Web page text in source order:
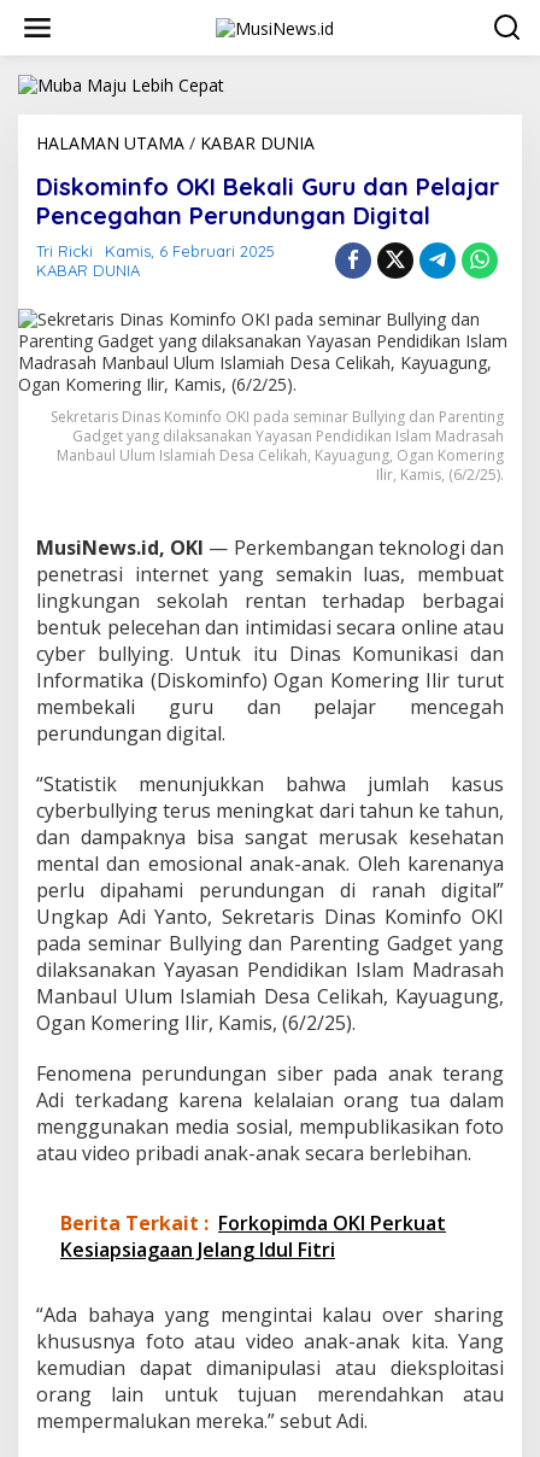
w
HALAMAN UTAMA / KABAR DUNIA
s
k
o
f
o
O
B
e
G
u
u
a
n
P
j
a
r
P
e
n
e
g
a
h
a
P
e
r
n
n
g
D
i
g
i
t
a
Diskominfo OKI Bekali Guru dan Pelajar
Pencegahan Perundungan Digital
Tri Ricki
Kamis, 6 Februari 2025
KABAR DUNIA
Sekretaris Dinas Kominfo OKI pada seminar Bullying dan Parenting
Gadget yang dilaksanakan Yayasan Pendidikan Islam Madrasah
Manbaul Ulum Islamiah Desa Celikah, Kayuagung, Ogan Komering
Ilir, Kamis, (6/2/25).
MusiNews.id, OKI — Perkembangan teknologi dan
penetrasi internet yang semakin luas, membuat
lingkungan sekolah rentan terhadap berbagai
bentuk pelecehan dan intimidasi secara online atau
cyber bullying. Untuk itu Dinas Komunikasi dan
Informatika (Diskominfo) Ogan Komering Ilir turut
membekali guru dan pelajar mencegah
perundungan digital.
“Statistik menunjukkan bahwa jumlah kasus
cyberbullying terus meningkat dari tahun ke tahun,
dan dampaknya bisa sangat merusak kesehatan
mental dan emosional anak-anak. Oleh karenanya
perlu dipahami perundungan di ranah digital”
Ungkap Adi Yanto, Sekretaris Dinas Kominfo OKI
pada seminar Bullying dan Parenting Gadget yang
dilaksanakan Yayasan Pendidikan Islam Madrasah
Manbaul Ulum Islamiah Desa Celikah, Kayuagung,
Ogan Komering Ilir, Kamis, (6/2/25).
Fenomena perundungan siber pada anak terang
Adi terkadang karena kelalaian orang tua dalam
menggunakan media sosial, mempublikasikan foto
atau video pribadi anak-anak secara berlebihan.
Berita Terkait : Forkopimda OKI Perkuat
Kesiapsiagaan Jelang Idul Fitri
“Ada bahaya yang mengintai kalau over sharing
khususnya foto atau video anak-anak kita. Yang
kemudian dapat dimanipulasi atau dieksploitasi
orang lain untuk tujuan merendahkan atau
mempermalukan mereka.” sebut Adi.